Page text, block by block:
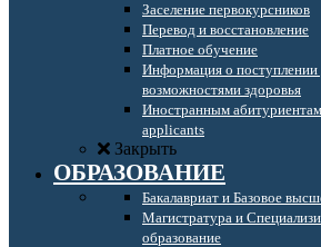
Заселение первокурсников
Перевод и восстановление
Платное обучение
Информация о
возможностями здоровья
Иностранным
applicants
Закрыть
ОБРАЗОВАНИЕ
Бакалавриат и Базовое
Магистратура и
образование